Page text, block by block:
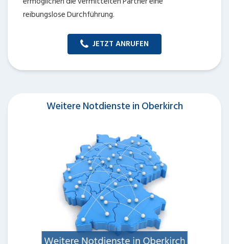
reibungslose Durchführung.
JETZT ANRUFEN
Weitere Notdienste in Oberkirch